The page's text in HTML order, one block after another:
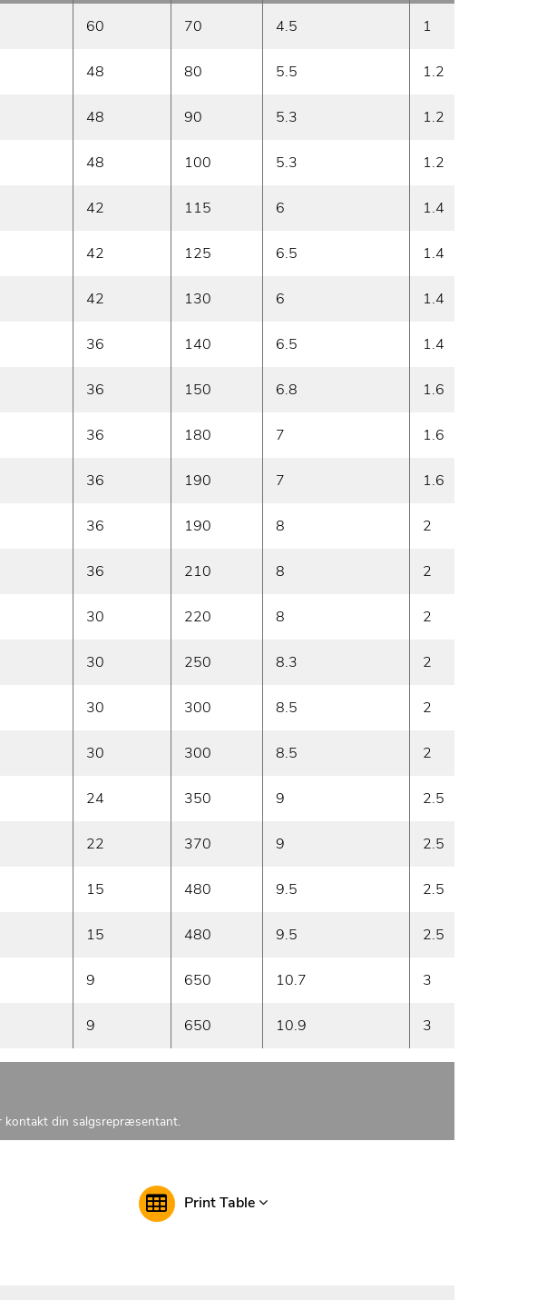
60 70 4.5 1
48 80 5.5 1.2
48 90 5.3 1.2
48 100 5.3 1.2
42 115 6 1.4
42 125 6.5 1.4
42 130 6 1.4
36 140 6.5 1.4
36 150 6.8 1.6
36 180 7 1.6
36 190 7 1.6
36 190 8 2
36 210 8 2
30 220 8 2
30 250 8.3 2
30 300 8.5 2
30 300 8.5 2
24 350 9 2.5
22 370 9 2.5
15 480 9.5 2.5
15 480 9.5 2.5
9 650 10.7 3
9 650 10.9 3
kontakt din salgsrepræsentant.
Print Table